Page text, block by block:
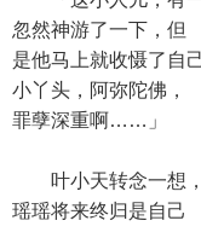
忽然神游了一下，但
是他马上就收慑了自
小丫头，阿弥陀佛，
罪孽深重啊……」
叶小天转念一想，
瑶瑶将来终归是自己